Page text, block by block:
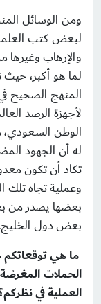
ومن الوسائل
لبعض كتب
واﻹرهاب وغيرها
لما هو أكبر، حيث
المنهج الصحيح
لأجهزة الرصد
الوطن السعودي،
له أن الجهود
تكاد أن تكون
وعملية تجاه
بعضها يصدر من
بعض دول
ما هي توقعاتكم
الحملات
العملية في